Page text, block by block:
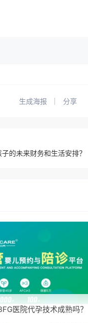
生成海报 分享
的未来财务和生活安排？
医院代孕技术成熟吗？